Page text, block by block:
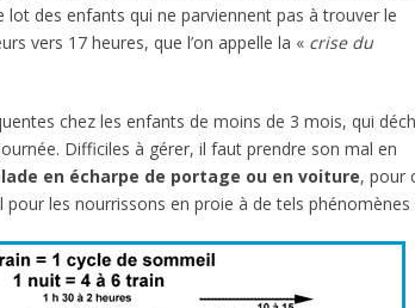
des enfants qui ne parviennent pas à trouver le
vers 17 heures, que l’on appelle la « crise du
chez les enfants de moins de 3 mois, qui
Difficiles à gérer, il faut prendre son mal en
en écharpe de portage ou en voiture, pour
pour les nourrissons en proie à de tels phénomènes